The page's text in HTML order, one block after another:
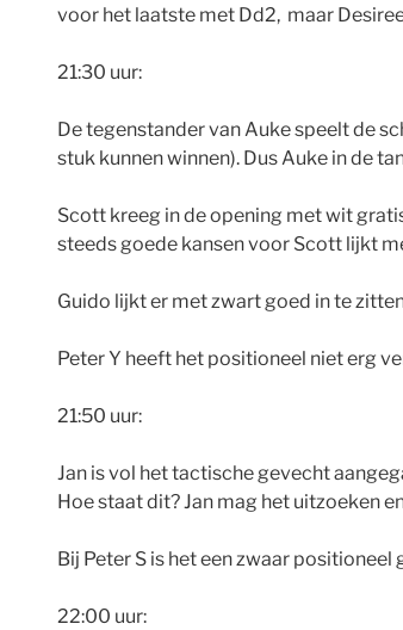
voor het laatste met Dd2, maar
21:30 uur:
De tegenstander van Auke speelt de
stuk kunnen winnen). Dus Auke in de
Scott kreeg in de opening met wit
steeds goede kansen voor Scott lijkt
Guido lijkt er met zwart goed in te
Peter Y heeft het positioneel niet erg
21:50 uur:
Jan is vol het tactische gevecht
Hoe staat dit? Jan mag het uitzoeken
Bij Peter S is het een zwaar
22:00 uur: